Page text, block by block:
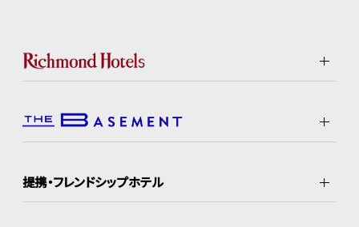
提携・フレンドシップホテル